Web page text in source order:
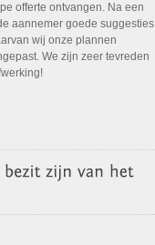
offerte ontvangen. Na een
aannemer goede suggesties
wij onze plannen
We zijn zeer tevreden